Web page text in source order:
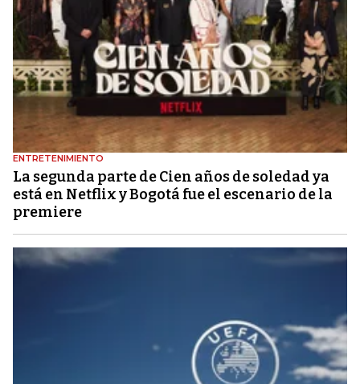
ENTRETENIMIENTO
La segunda parte de Cien años de soledad ya
está en Netflix y Bogotá fue el escenario de la
premiere